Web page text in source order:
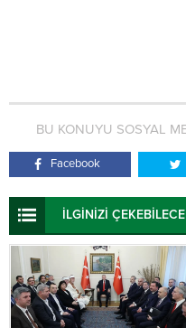
BU KONUYU SOSYAL
Facebook
İLGİNİZİ